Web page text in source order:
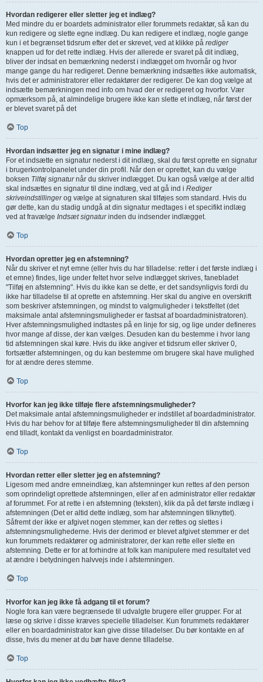
Hvordan redigerer eller sletter jeg et indlæg?
Med mindre du er boardets administrator eller forummets redaktør, så kan du
kun redigere og slette egne indlæg. Du kan redigere et indlæg, nogle gange
kun i et begrænset tidsrum efter det er skrevet, ved at klikke på rediger
knappen ud for det rette indlæg. Hvis der allerede er svaret på dit indlæg,
bliver der indsat en bemærkning nederst i indlægget om hvornår og hvor
mange gange du har redigeret. Denne bemærkning indsættes ikke automatisk,
hvis det er administratorer eller redaktører der redigerer. De kan dog vælge at
indsætte bemærkningen med info om hvad der er redigeret og hvorfor. Vær
opmærksom på, at almindelige brugere ikke kan slette et indlæg, når først der
er blevet svaret på det
Top
Hvordan indsætter jeg en signatur i mine indlæg?
For et indsætte en signatur nederst i dit indlæg, skal du først oprette en signatur
i brugerkontrolpanelet under din profil. Når den er oprettet, kan du vælge
boksen Tilføj signaturnår du skriver indlægget. Du kan også vælge at der altid
skal indsættes en signatur til dine indlæg, ved at gå ind i Rediger
skriveindstillingerog vælge at signaturen skal tilføjes som standard. Hvis du
gør dette, kan du stadig undgå at din signatur medtages i et specifikt indlæg
ved at fravælge Indsæt signaturinden du indsender indlægget.
Top
Hvordan opretter jeg en afstemning?
Når du skriver et nyt emne (eller hvis du har tilladelse: retter i det første indlæg i
et emne) findes, lige under feltet hvor selve indlægget skrives, fanebladet
"Tilføj en afstemning". Hvis du ikke kan se dette, er det sandsynligvis fordi du
ikke har tilladelse til at oprette en afstemning. Her skal du angive en overskrift
som beskriver afstemningen, og mindst to valgmuligheder i tekstfeltet (det
maksimale antal afstemningsmuligheder er fastsat af boardadministratoren).
Hver afstemningsmulighed indtastes på en linje for sig, og lige under defineres
hvor mange af disse, der kan vælges. Desuden kan du bestemme i hvor lang
tid afstemningen skal køre. Hvis du ikke angiver et tidsrum eller skriver 0,
fortsætter afstemningen, og du kan bestemme om brugere skal have mulighed
for at ændre deres stemme.
Top
Hvorfor kan jeg ikke tilføje flere afstemningsmuligheder?
Det maksimale antal afstemningsmuligheder er indstillet af boardadministrator.
Hvis du har behov for at tilføje flere afstemningsmuligheder til din afstemning
end tilladt, kontakt da venligst en boardadministrator.
Top
Hvordan retter eller sletter jeg en afstemning?
Ligesom med andre emneindlæg, kan afstemninger kun rettes af den person
som oprindeligt oprettede afstemningen, eller af en administrator eller redaktør
af forummet. For at rette i en afstemning (teksten), klik da på det første indlæg i
afstemningen (Det er altid dette indlæg, som har afstemningen tilknyttet).
Såfremt der ikke er afgivet nogen stemmer, kan der rettes og slettes i
afstemningsmulighederne. Hvis der derimod er blevet afgivet stemmer er det
kun forummets redaktører og administratorer, der kan rette eller slette en
afstemning. Dette er for at forhindre at folk kan manipulere med resultatet ved
at ændre i betydningen halvvejs inde i afstemningen.
Top
Hvorfor kan jeg ikke få adgang til et forum?
Nogle fora kan være begrænsede til udvalgte brugere eller grupper. For at
læse og skrive i disse kræves specielle tilladelser. Kun forummets redaktører
eller en boardadministrator kan give disse tilladelser. Du bør kontakte en af
disse, hvis du mener at du bør have denne tilladelse.
Top